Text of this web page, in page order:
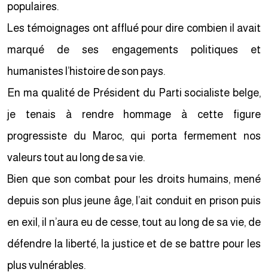
populaires.
Les témoignages ont afflué pour dire combien il avait
marqué de ses engagements politiques et
humanistes l’histoire de son pays.
En ma qualité de Président du Parti socialiste belge,
je tenais à rendre hommage à cette figure
progressiste du Maroc, qui porta fermement nos
valeurs tout au long de sa vie.
Bien que son combat pour les droits humains, mené
depuis son plus jeune âge, l’ait conduit en prison puis
en exil, il n’aura eu de cesse, tout au long de sa vie, de
défendre la liberté, la justice et de se battre pour les
plus vulnérables.